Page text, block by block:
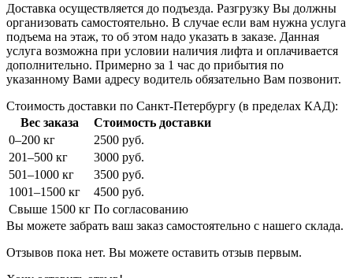
Доставка осуществляется до подъезда. Разгрузку Вы должны
организовать самостоятельно. В случае если вам нужна услуга
подъема на этаж, то об этом надо указать в заказе. Данная
услуга возможна при условии наличия лифта и оплачивается
дополнительно. Примерно за 1 час до прибытия по
указанному Вами адресу водитель обязательно Вам позвонит.
Стоимость доставки по Санкт-Петербургу (в пределах КАД):
Вес заказа
Стоимость доставки
0–200 кг
2500 руб.
201–500 кг
3000 руб.
501–1000 кг
3500 руб.
1001–1500 кг
4500 руб.
Свыше 1500 кг По согласованию
Вы можете забрать ваш заказ самостоятельно с нашего склада.
Отзывов пока нет. Вы можете оставить отзыв первым.